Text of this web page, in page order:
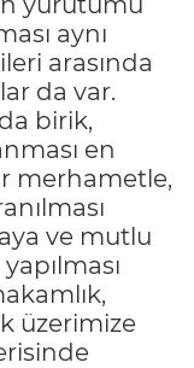
aynı
arasında
da var.
birik,
en
merhametle,
ve mutlu
üzerimize